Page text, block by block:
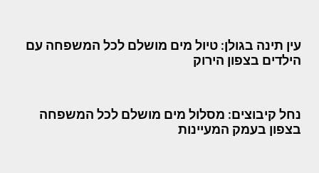
עין תינה בגולן: טיול מים מושלם לכל המשפחה עם
הילדים בצפון הירוק
נחל קיבוצים: מסלול מים מושלם לכל המשפחה
בצפון בעמק המעיינות